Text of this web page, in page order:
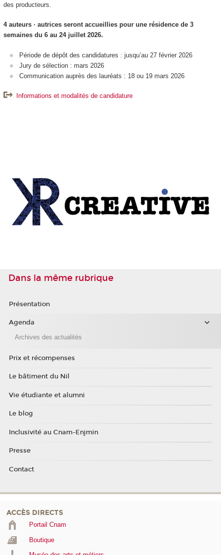
des producteurs.
4 auteurs · autrices seront accueillies pour une résidence de 3
semaines du 6 au 24 juillet 2026.
Période de dépôt des candidatures : jusqu’au 27 février 2026
Jury de sélection : mars 2026
Communication auprès des lauréats : 18 ou 19 mars 2026
Informations et modalités de candidature
Dans la même rubrique
Présentation
Agenda
Archives des actualités
Prix et récompenses
Le bâtiment du Nil
Vie étudiante et alumni
Le blog
Inclusivité au Cnam-Enjmin
Presse
Contact
ACCÈS DIRECTS
Portail Cnam
Boutique